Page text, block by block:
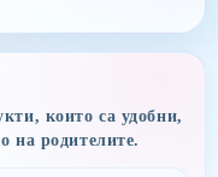
които са удобни,
на родителите.